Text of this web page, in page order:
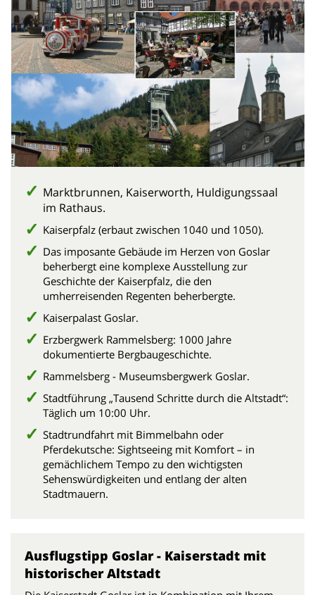
Marktbrunnen, Kaiserworth, Huldigungssaal
im Rathaus.
Kaiserpfalz (erbaut zwischen 1040 und 1050).
Das imposante Gebäude im Herzen von Goslar
beherbergt eine komplexe Ausstellung zur
Geschichte der Kaiserpfalz, die den
umherreisenden Regenten beherbergte.
Kaiserpalast Goslar.
Erzbergwerk Rammelsberg: 1000 Jahre
dokumentierte Bergbaugeschichte.
Rammelsberg - Museumsbergwerk Goslar.
Stadtführung „Tausend Schritte durch die Altstadt“:
Täglich um 10:00 Uhr.
Stadtrundfahrt mit Bimmelbahn oder
Pferdekutsche: Sightseeing mit Komfort – in
gemächlichem Tempo zu den wichtigsten
Sehenswürdigkeiten und entlang der alten
Stadtmauern.
Ausflugstipp Goslar - Kaiserstadt mit
historischer Altstadt